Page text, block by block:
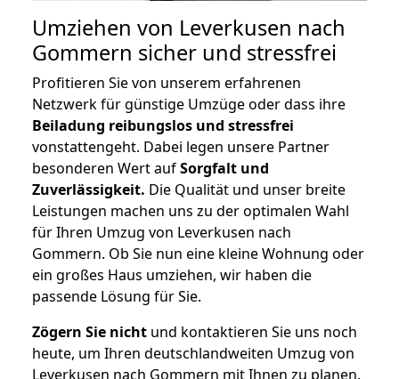
Umziehen von Leverkusen nach
Gommern sicher und stressfrei
Profitieren Sie von unserem erfahrenen
Netzwerk für günstige Umzüge oder dass ihre
Beiladung reibungslos und stressfrei
vonstattengeht. Dabei legen unsere Partner
besonderen Wert aufSorgfalt und
Zuverlässigkeit. Die Qualität und unser breite
Leistungen machen uns zu der optimalen Wahl
für Ihren Umzug von Leverkusen nach
Gommern. Ob Sie nun eine kleine Wohnung oder
ein großes Haus umziehen, wir haben die
passende Lösung für Sie.
Zögern Sie nicht und kontaktieren Sie uns noch
heute, um Ihren deutschlandweiten Umzug von
Leverkusen nach Gommern mit Ihnen zu planen.